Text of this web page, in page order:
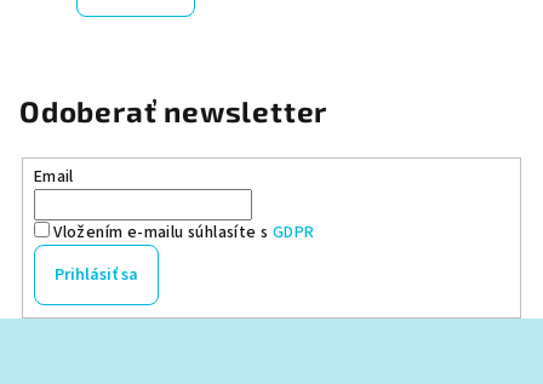
Odoberať newsletter
Email
Vložením e-mailu súhlasíte s GDPR
Prihlásiť sa